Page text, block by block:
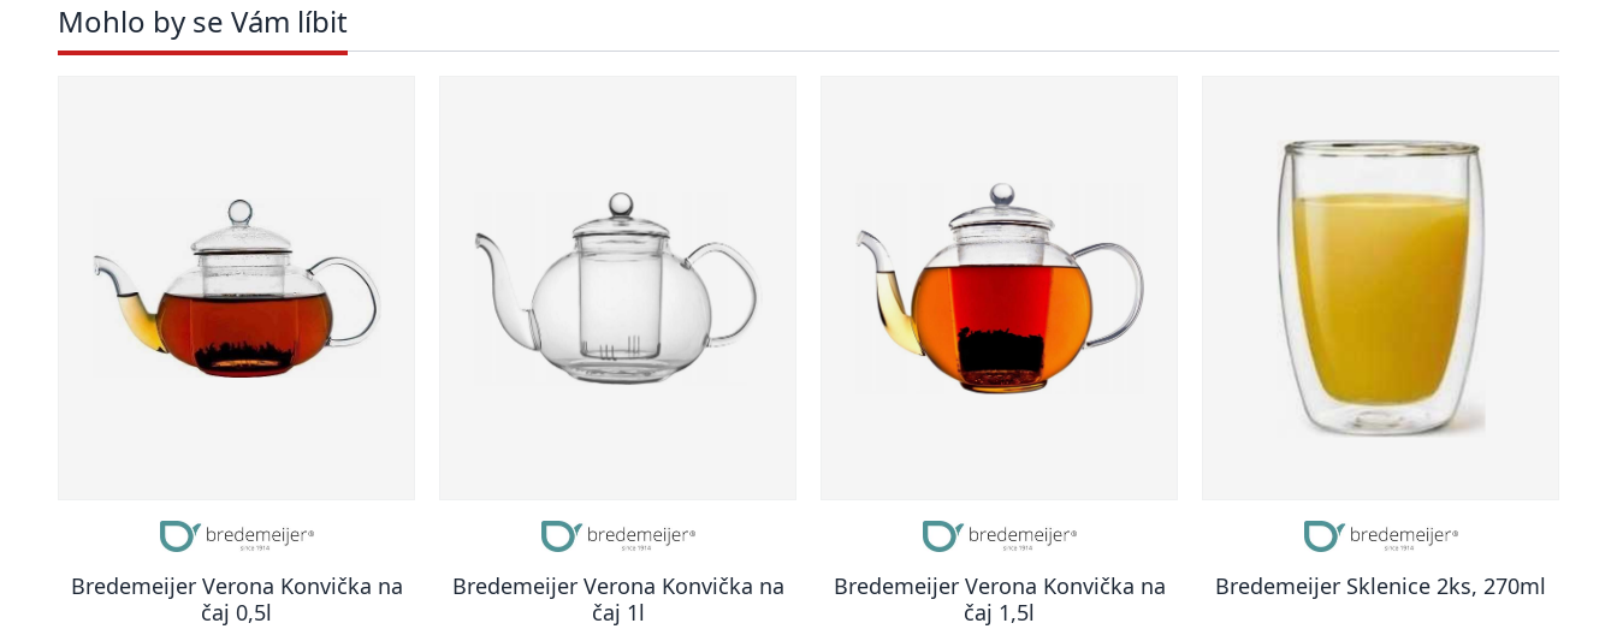
Mohlo by se Vám líbit
Bredemeijer Verona Konvička na
čaj 0,5l
Bredemeijer Verona Konvička na
čaj 1l
Bredemeijer Verona Konvička na
čaj 1,5l
Bredemeijer Sklenice 2ks, 270ml